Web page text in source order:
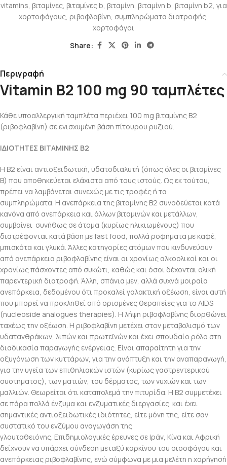
vitamins, βιταμίνες, βιταμίνες b, βιταμίνη, βιταμίνη b, βιταμίνη b2, για
χορτοφάγους, ριβοφλαβίνη, συμπληρώματα διατροφής,
χορτοφάγοι
Share:
Περιγραφή
Vitamin B2 100 mg 90 ταμπλέτες
Κάθε υποαλλεργική ταμπλέτα περιέχει 100 mg βιταμίνης Β2
(ριβοφλαβίνη) σε ενισχυμένη βάση πίτουρου ρυζιού.
ΙΔΙOΤΗΤΕΣ ΒΙΤΑΜΙΝΗΣ Β2
Η Β2 είναι αντιοξειδωτική, υδατοδιαλυτή (όπως όλες οι βιταμίνες
Β) που αποθηκεύεται ελάχιστα από τους ιστούς. Ως εκ τούτου,
πρέπει να λαμβάνεται συνεχώς με τις τροφές ή τα
συμπληρώματα. Η ανεπάρκεια της βιταμίνης Β2 συνοδεύεται κατά
κανόνα από ανεπάρκεια και άλλων βιταμινών και μετάλλων,
συμβαίνει συνήθως σε άτομα (κυρίως ηλικιωμένους) που
διατρέφονται κατά βάση με fast food, πολλά ροφήματα με καφέ,
μπισκότα και γλυκά. Άλλες κατηγορίες ατόμων που κινδυνεύουν
από ανεπάρκεια ριβοφλαβίνης είναι οι χρονίως αλκοολικοί και οι
χρονίως πάσχοντες από συκώτι, καθώς και όσοι δέχονται ολική
παρεντερική διατροφή. Άλλη, σπάνια μεν, αλλά συχνά μοιραία
ανεπάρκεια, δεδομένου ότι προκαλεί γαλακτική οξέωση, είναι αυτή
που μπορεί να προκληθεί από ορισμένες θεραπείες για το AIDS
(nucleoside analogues therapies). Η λήψη ριβοφλαβίνης διορθώνει
ταχέως την οξέωση. Η ριβοφλαβίνη μετέχει στον μεταβολισμό των
υδατανθράκων, λιπών και πρωτεϊνών και έχει σπουδαίο ρόλο στη
διαδικασία παραγωγής ενέργειας. Είναι απαραίτητη για την
οξυγόνωση των κυττάρων, για την ανάπτυξη και την αναπαραγωγή,
για την υγεία των επιθηλιακών ιστών (κυρίως γαστρεντερικού
συστήματος), των ματιών, του δέρματος, των νυχιών και των
μαλλιών. Θεωρείται ότι καταπολεμά την πιτυρίδα. Η Β2 συμμετέχει
σε πάρα πολλά ένζυμα και ενζυματικές διεργασίες και έχει
σημαντικές αντιοξειδωτικές ιδιότητες, είτε μόνη της, είτε σαν
συστατικό του ενζύμου αναγωγάση της
γλουταθειόνης. Επιδημιολογικές έρευνες σε Ιράν, Κίνα και Αφρική
δείχνουν να υπάρχει σύνδεση μεταξύ καρκίνου του οισοφάγου και
ανεπάρκειας ριβοφλαβίνης, ενώ σύμφωνα με μια μελέτη η χορήγησή